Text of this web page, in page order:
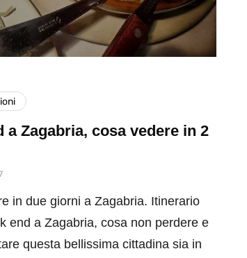
a Zagabria, cosa vedere in 2
in due giorni a Zagabria. Itinerario
end a Zagabria, cosa non perdere e
questa bellissima cittadina sia in